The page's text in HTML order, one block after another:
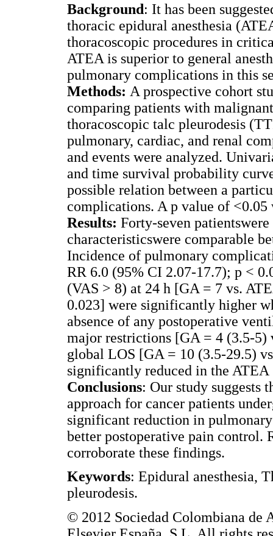
Background: It has been
thoracic epidural anesthesia
thoracoscopic procedures in
ATEA is superior to general
pulmonary complications in this
Methods: A prospective cohort
comparing patients with
thoracoscopic talc pleurodesis
pulmonary, cardiac, and renal
and events were analyzed.
and time survival probability
possible relation between a
complications. A p value of <0.05
Results: Forty-seven
characteristicswere comparable
Incidence of pulmonary
RR 6.0 (95% CI 2.07-17.7); p <
(VAS > 8) at 24 h [GA = 7 vs.
0.023] were significantly higher
absence of any postoperative
major restrictions [GA = 4 (3.5-5)
global LOS [GA = 10 (3.5-29.5)
significantly reduced in the ATEA
Conclusions: Our study suggests
approach for cancer patients
significant reduction in
better postoperative pain control.
corroborate these findings.
Keywords: Epidural anesthesia,
pleurodesis.
© 2012 Sociedad Colombiana de